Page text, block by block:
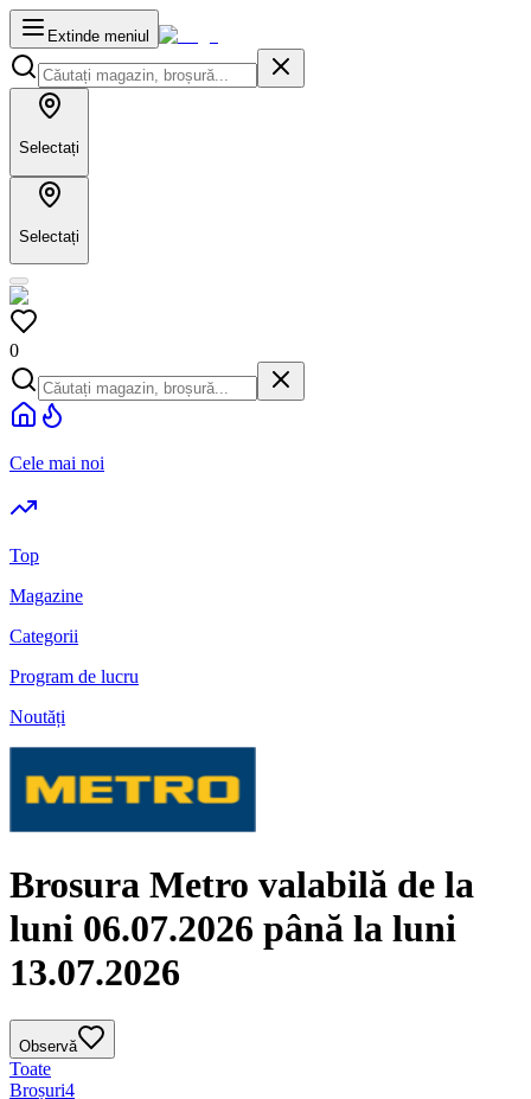
Extinde meniul
Selectați
Selectați
0
Cele mai noi
Top
Magazine
Categorii
Program de lucru
Noutăți
Brosura Metro valabilă de la
luni 06.07.2026 până la luni
13.07.2026
Observă
Toate
Broșuri4